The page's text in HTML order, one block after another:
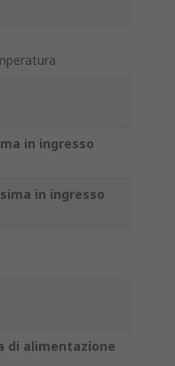
in ingresso
in ingresso
di alimentazione